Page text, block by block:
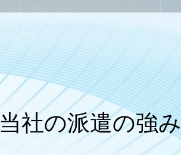
当社の派遣の強み